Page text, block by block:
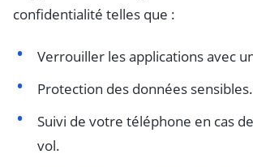
confidentialité telles que :
Verrouiller les applications avec
Protection des données sensibles.
Suivi de votre téléphone en cas
vol.